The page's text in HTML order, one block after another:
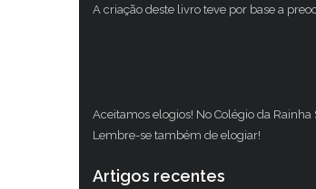
A criação deste livro teve por base a
Aceitamos elogios! No Colégio da
Lembre-se também de elogiar!
Artigos recentes